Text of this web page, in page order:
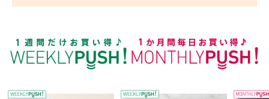
WEEKLY PUSH